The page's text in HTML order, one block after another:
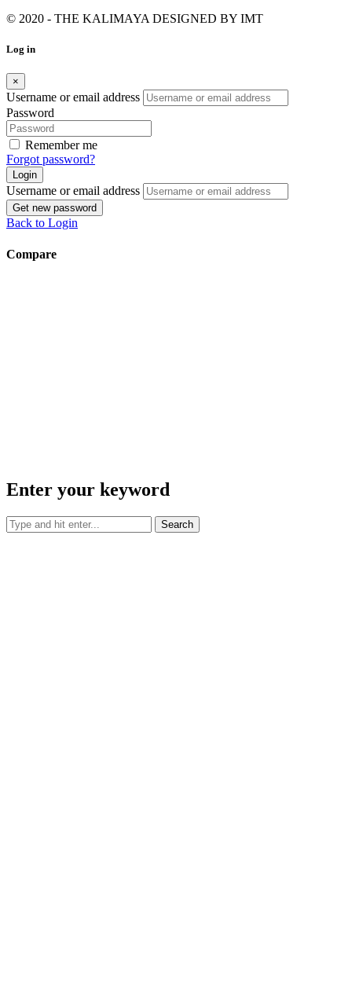
© 2020 - THE KALIMAYA DESIGNED BY IMT
Log in
×
Username or email address
Password
Remember me
Forgot password?
Login
Username or email address
Get new password
Back to Login
Compare
Enter your keyword
Search